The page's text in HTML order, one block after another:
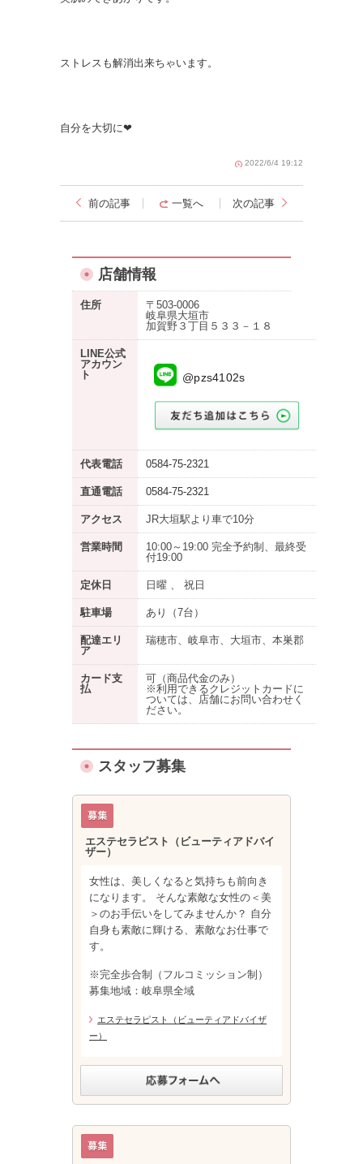
ストレスも解消出来ちゃいます。
自分を大切に❤︎
2022/6/4 19:12
前の記事 一覧へ 次の記事
店舗情報
住所
〒503-0006
岐阜県大垣市
加賀野３丁目５３３－１８
LINE公式
アカウン
ト
@pzs4102s
代表電話 0584-75-2321
直通電話 0584-75-2321
アクセス JR大垣駅より車で10分
営業時間
10:00～19:00 完全予約制、最終受
付19:00
定休日 日曜 、 祝日
駐車場 あり （7台）
配達エリ
ア
瑞穂市、岐阜市、大垣市、本巣郡
カード支
払
可（商品代金のみ）
※利用できるクレジットカードに
ついては、店舗にお問い合わせく
ださい。
スタッフ募集
エステセラピスト（ビューティアドバイ
ザー）
女性は、美しくなると気持ちも前向き
になります。 そんな素敵な女性の＜美
＞のお手伝いをしてみませんか？ 自分
自身も素敵に輝ける、素敵なお仕事で
す。
※完全歩合制（フルコミッション制）
募集地域：岐阜県全域
エステセラピスト（ビューティアドバイザ
ー）